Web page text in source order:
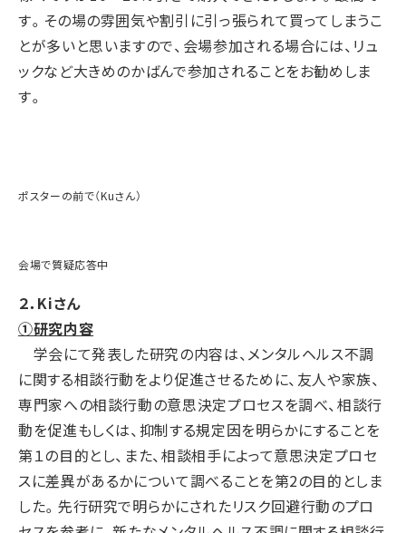
す。その場の雰囲気や割引に引っ張られて買ってしまうこ
とが多いと思いますので、会場参加される場合には、リュ
ックなど大きめのかばんで参加されることをお勧めしま
す。
ポスターの前で（Kuさん）
会場で質疑応答中
２．Kiさん
①研究内容
学会にて発表した研究の内容は、メンタルヘルス不調
に関する相談行動をより促進させるために、友人や家族、
専門家への相談行動の意思決定プロセスを調べ、相談行
動を促進もしくは、抑制する規定因を明らかにすることを
第１の目的とし、また、相談相手によって意思決定プロセ
スに差異があるかについて調べることを第2の目的としま
した。先行研究で明らかにされたリスク回避行動のプロ